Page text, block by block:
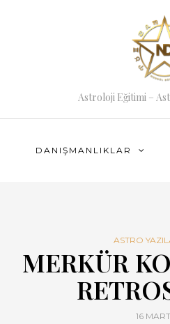
Astroloji Eğitimi –
DANIŞMANLIKLAR
ASTRO
MERKÜR
16